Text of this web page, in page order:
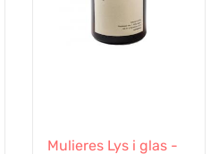
Mulieres Lys i glas -